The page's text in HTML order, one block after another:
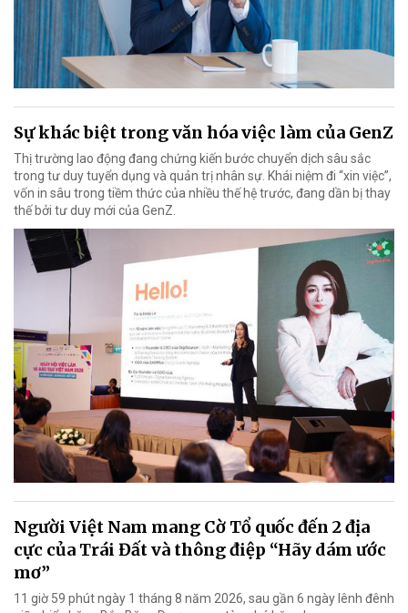
Sự khác biệt trong văn hóa việc làm của GenZ
Thị trường lao động đang chứng kiến bước chuyển dịch sâu sắc
trong tư duy tuyển dụng và quản trị nhân sự. Khái niệm đi “xin việc”,
vốn in sâu trong tiềm thức của nhiều thế hệ trước, đang dần bị thay
thế bởi tư duy mới của GenZ.
Người Việt Nam mang Cờ Tổ quốc đến 2 địa
cực của Trái Đất và thông điệp “Hãy dám ước
mơ”
11 giờ 59 phút ngày 1 tháng 8 năm 2026, sau gần 6 ngày lênh đênh